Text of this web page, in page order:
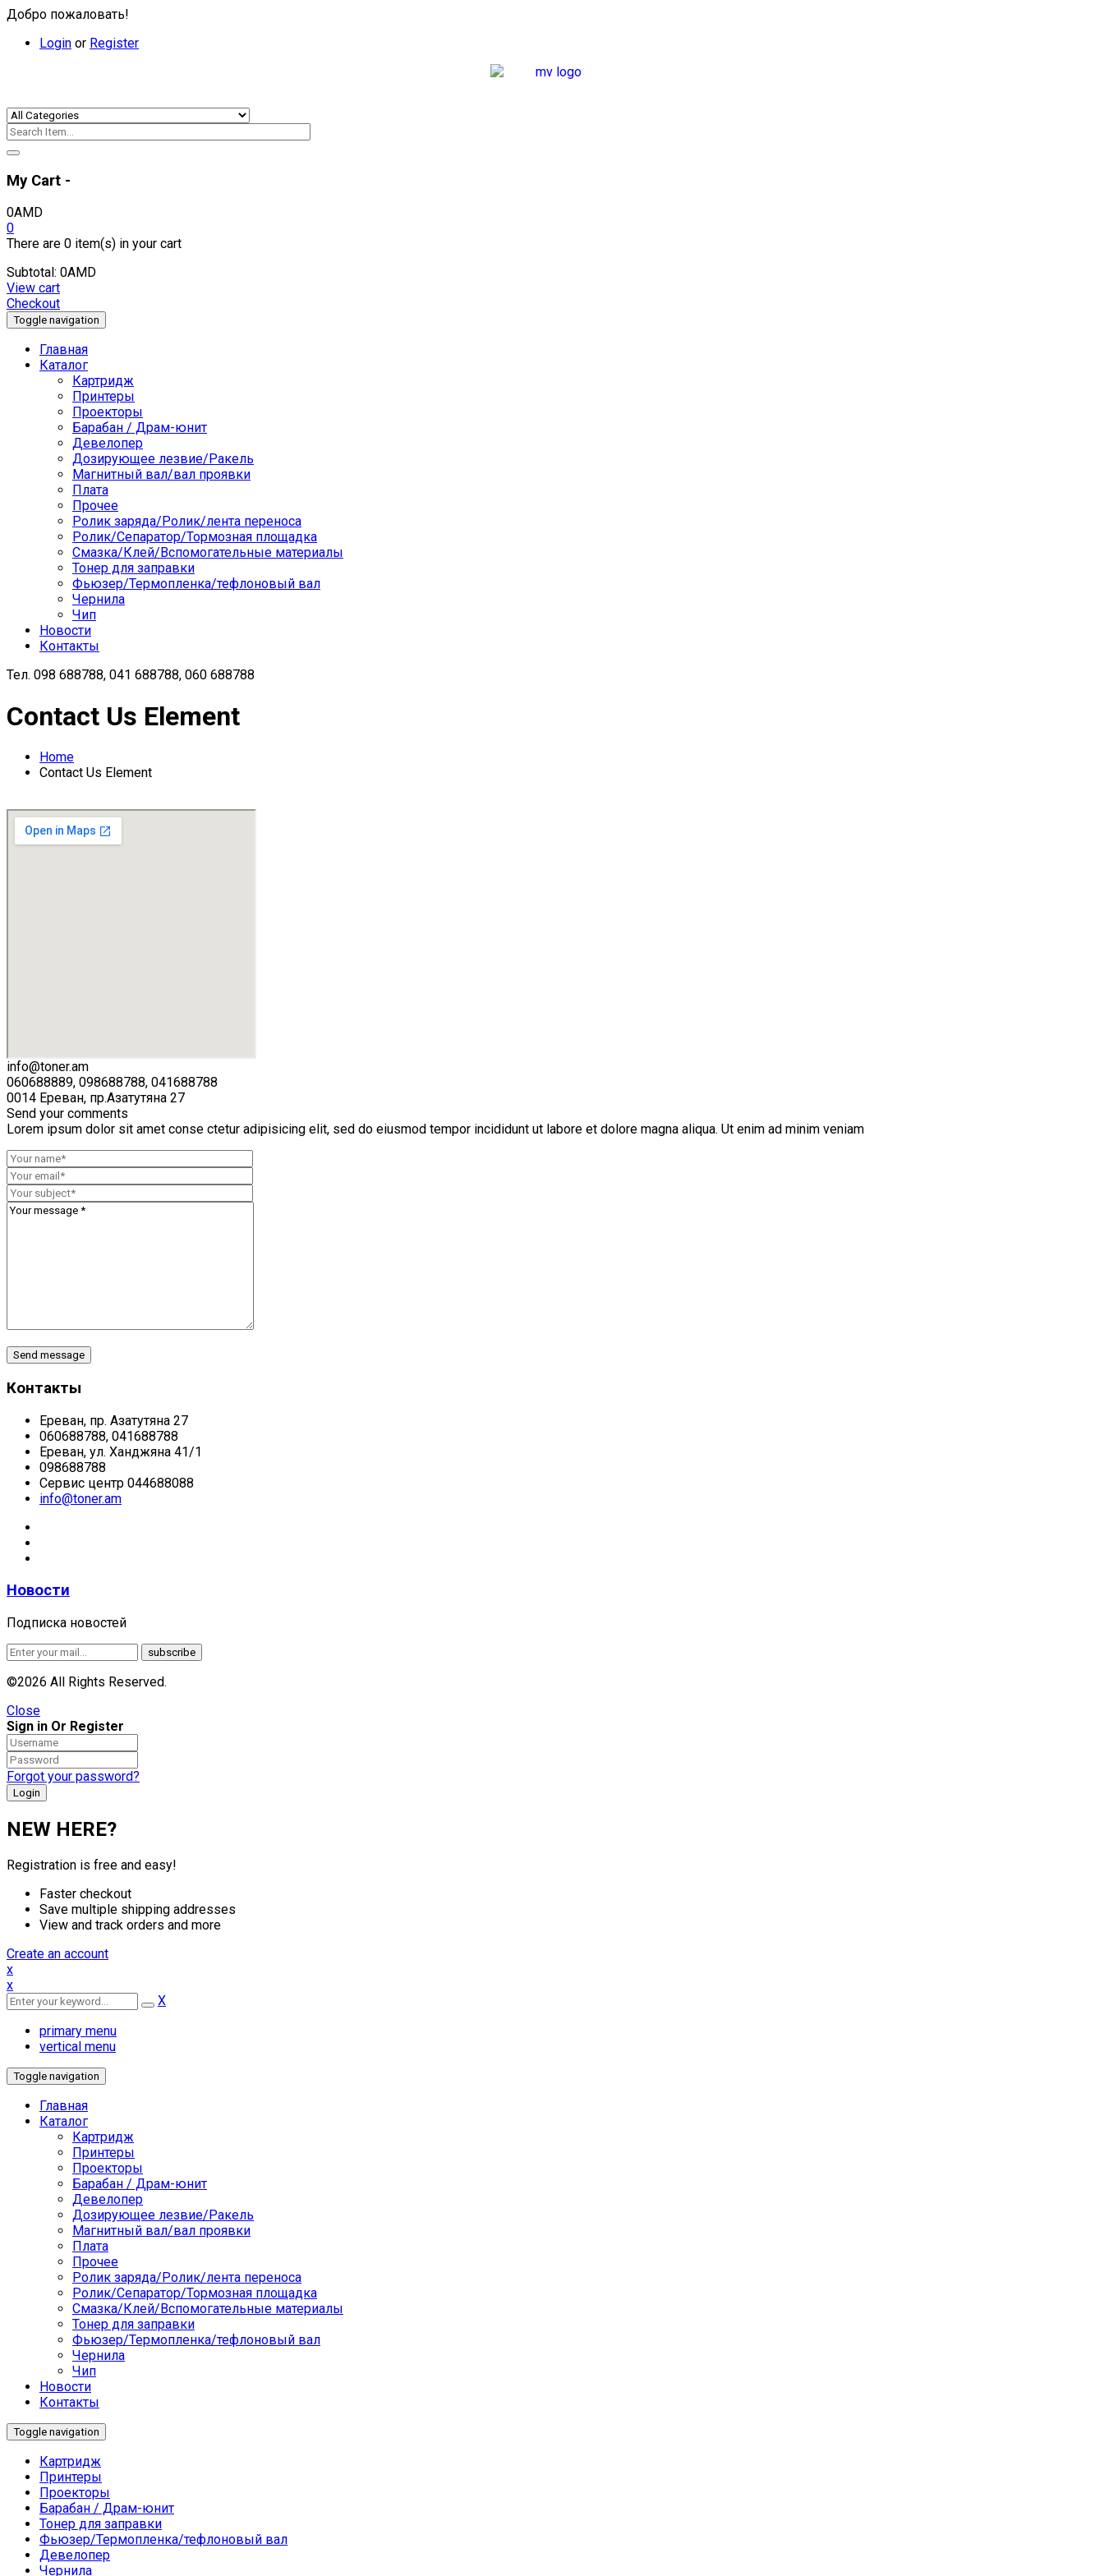
Добро пожаловать!
Login or Register
My Cart -
0AMD
0
There are 0 item(s) in your cart
Subtotal: 0AMD
View cart
Checkout
Toggle navigation
Главная
Каталог
Картридж
Принтеры
Проекторы
Барабан / Драм-юнит
Девелопер
Дозирующее лезвие/Ракель
Магнитный вал/вал проявки
Плата
Прочее
Ролик заряда/Ролик/лента переноса
Ролик/Сепаратор/Тормозная площадка
Смазка/Клей/Вспомогательные материалы
Тонер для заправки
Фьюзер/Термопленка/тефлоновый вал
Чернила
Чип
Новости
Контакты
Тел. 098 688788, 041 688788, 060 688788
Contact Us Element
Home
Contact Us Element
info@toner.am
060688889, 098688788, 041688788
0014 Ереван, пр.Азатутяна 27
Send your comments
Lorem ipsum dolor sit amet conse ctetur adipisicing elit, sed do eiusmod tempor incididunt ut labore et dolore magna aliqua. Ut enim ad minim veniam
Контакты
Ереван, пр. Азатутяна 27
060688788, 041688788
Ереван, ул. Ханджяна 41/1
098688788
Сервис центр 044688088
info@toner.am
Новости
Подписка новостей
©2026 All Rights Reserved.
Close
Sign in Or Register
Forgot your password?
NEW HERE?
Registration is free and easy!
Faster checkout
Save multiple shipping addresses
View and track orders and more
Create an account
x
x
X
primary menu
vertical menu
Toggle navigation
Главная
Каталог
Картридж
Принтеры
Проекторы
Барабан / Драм-юнит
Девелопер
Дозирующее лезвие/Ракель
Магнитный вал/вал проявки
Плата
Прочее
Ролик заряда/Ролик/лента переноса
Ролик/Сепаратор/Тормозная площадка
Смазка/Клей/Вспомогательные материалы
Тонер для заправки
Фьюзер/Термопленка/тефлоновый вал
Чернила
Чип
Новости
Контакты
Toggle navigation
Картридж
Принтеры
Проекторы
Барабан / Драм-юнит
Тонер для заправки
Фьюзер/Термопленка/тефлоновый вал
Девелопер
Чернила